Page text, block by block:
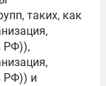
таких, как
РФ)),
РФ)) и